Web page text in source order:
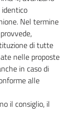
identico
Nel termine
di tutte
nelle proposte
in caso di
alle
il consiglio, il